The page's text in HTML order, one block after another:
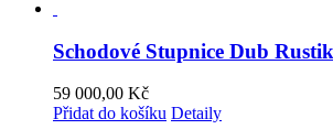
Schodové Stupnice Dub
59 000,00 Kč
Přidat do košíku Detaily